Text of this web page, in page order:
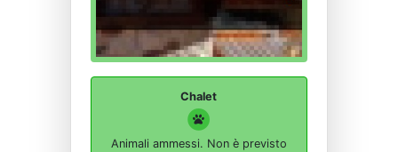
Chalet
Animali ammessi. Non è previsto